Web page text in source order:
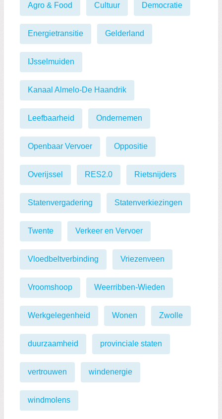
Agro & Food Cultuur Democratie
Energietransitie Gelderland
IJsselmuiden
Kanaal Almelo-De Haandrik
Leefbaarheid Ondernemen
Openbaar Vervoer Oppositie
Overijssel RES2.0 Rietsnijders
Statenvergadering Statenverkiezingen
Twente Verkeer en Vervoer
Vloedbeltverbinding Vriezenveen
Vroomshoop Weerribben-Wieden
Werkgelegenheid Wonen Zwolle
duurzaamheid provinciale staten
vertrouwen windenergie
windmolens